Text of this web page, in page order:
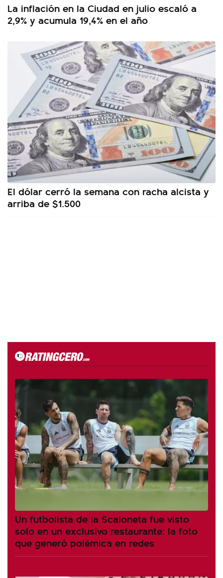
La inflación en la Ciudad en julio escaló a
2,9% y acumula 19,4% en el año
El dólar cerró la semana con racha alcista y
arriba de $1.500
Un futbolista de la Scaloneta fue visto
solo en un exclusivo restaurante: la foto
que generó polémica en redes